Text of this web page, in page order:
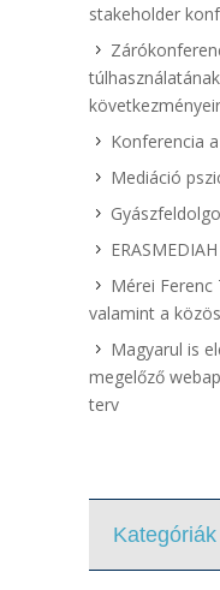
stakeholder
Konferencia
Mediáció
Mérei Ferenc
valamint a
Magyarul is
megelőző
terv
Kategóriák